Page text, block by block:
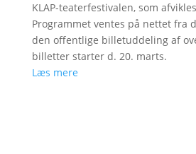
KLAP-teaterfestivalen, som
Programmet ventes på nettet fra
den offentlige billetuddeling af
billetter starter d. 20. marts.
Læs mere